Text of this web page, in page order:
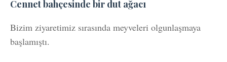
Cennet bahçesinde bir dut ağacı
Bizim ziyaretimiz sırasında meyveleri olgunlaşmaya
başlamıştı.